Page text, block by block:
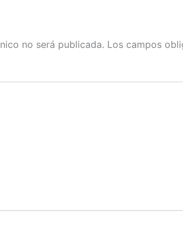
no será publicada. Los campos